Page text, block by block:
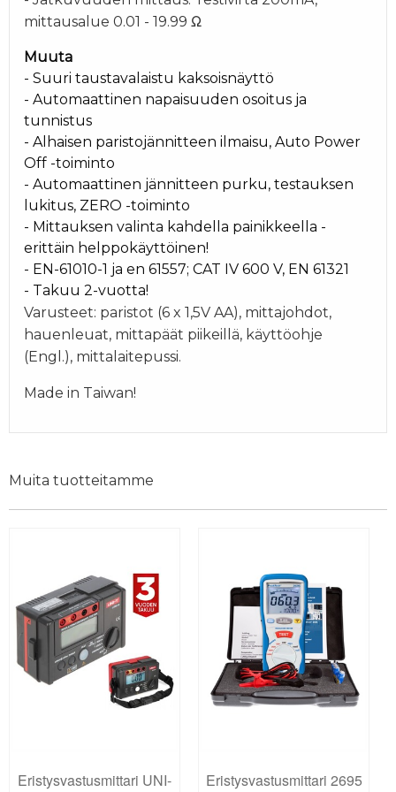
mittausalue 0.01 - 19.99 Ω
Muuta
- Suuri taustavalaistu kaksoisnäyttö
- Automaattinen napaisuuden osoitus ja
tunnistus
- Alhaisen paristojännitteen ilmaisu, Auto Power
Off -toiminto
- Automaattinen jännitteen purku, testauksen
lukitus, ZERO -toiminto
- Mittauksen valinta kahdella painikkeella -
erittäin helppokäyttöinen!
- EN-61010-1 ja en 61557; CAT IV 600 V, EN 61321
- Takuu 2-vuotta!
Varusteet: paristot (6 x 1,5V AA), mittajohdot,
hauenleuat, mittapäät piikeillä, käyttöohje
(Engl.), mittalaitepussi.
Made in Taiwan!
Muita tuotteitamme
Eristysvastusmittari UNI-
Eristysvastusmittari 2695